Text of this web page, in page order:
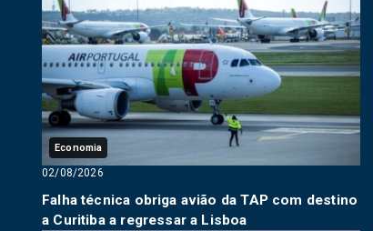
Economia
02/08/2026
Falha técnica obriga avião da TAP com destino
a Curitiba a regressar a Lisboa